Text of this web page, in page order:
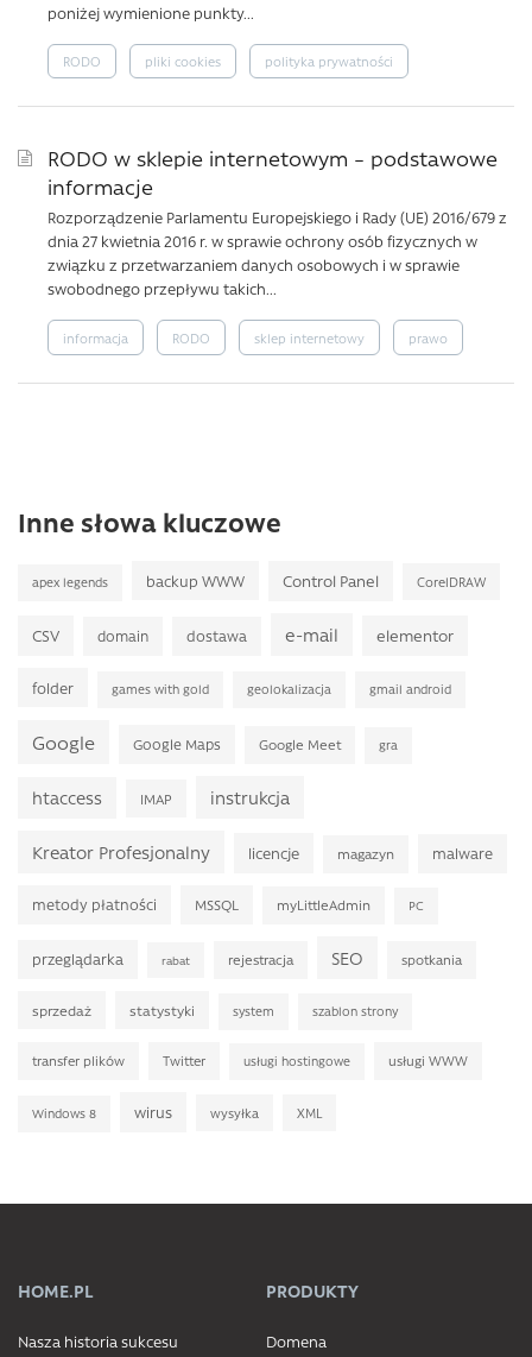
poniżej wymienione punkty...
RODO pliki cookies polityka prywatności
RODO w sklepie internetowym – podstawowe
informacje
Rozporządzenie Parlamentu Europejskiego i Rady (UE) 2016/679 z
dnia 27 kwietnia 2016 r. w sprawie ochrony osób fizycznych w
związku z przetwarzaniem danych osobowych i w sprawie
swobodnego przepływu takich...
informacja RODO sklep internetowy prawo
Inne słowa kluczowe
apex legends backup WWW Control Panel CorelDRAW
CSV domain dostawa e-mail elementor
folder games with gold geolokalizacja gmail android
Google Google Maps Google Meet gra
htaccess IMAP instrukcja
Kreator Profesjonalny licencje magazyn malware
metody płatności MSSQL myLittleAdmin PC
przeglądarka rabat rejestracja SEO spotkania
sprzedaż statystyki system szablon strony
transfer plików Twitter usługi hostingowe usługi WWW
Windows 8 wirus wysyłka XML
HOME.PL
Nasza historia sukcesu
PRODUKTY
Domena